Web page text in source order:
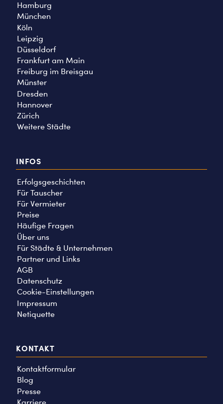
Hamburg
München
Köln
Leipzig
Düsseldorf
Frankfurt am Main
Freiburg im Breisgau
Münster
Dresden
Hannover
Zürich
Weitere Städte
INFOS
Erfolgsgeschichten
Für Tauscher
Für Vermieter
Preise
Häufige Fragen
Über uns
Für Städte & Unternehmen
Partner und Links
AGB
Datenschutz
Cookie-Einstellungen
Impressum
Netiquette
KONTAKT
Kontaktformular
Blog
Presse